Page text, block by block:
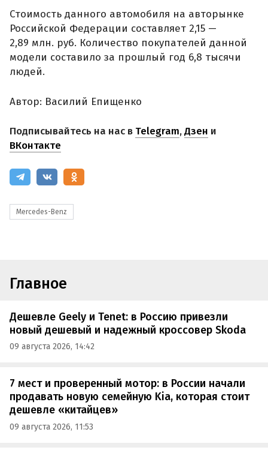
Стоимость данного автомобиля на авторынке
Российской Федерации составляет 2,15 —
2,89 млн. руб. Количество покупателей данной
модели составило за прошлый год 6,8 тысячи
людей.
Автор: Василий Епищенко
Подписывайтесь на нас в Telegram,Дзен и
ВКонтакте
Mercedes-Benz
Главное
Дешевле Geely и Tenet: в Россию привезли
новый дешевый и надежный кроссовер Skoda
09 августа 2026, 14:42
7 мест и проверенный мотор: в России начали
продавать новую семейную Kia, которая стоит
дешевле «китайцев»
09 августа 2026, 11:53